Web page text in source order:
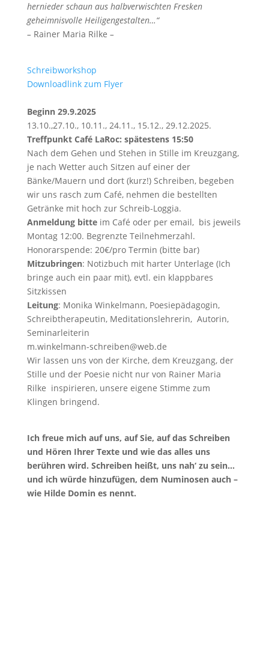
hernieder schaun aus halbverwischten Fresken
geheimnisvolle Heiligengestalten…“
– Rainer Maria Rilke –
Schreibworkshop
Downloadlink zum Flyer
Beginn 29.9.2025
13.10.,27.10., 10.11., 24.11., 15.12., 29.12.2025.
Treffpunkt Café LaRoc: spätestens 15:50
Nach dem Gehen und Stehen in Stille im Kreuzgang,
je nach Wetter auch Sitzen auf einer der
Bänke/Mauern und dort (kurz!) Schreiben, begeben
wir uns rasch zum Café, nehmen die bestellten
Getränke mit hoch zur Schreib-Loggia.
Anmeldung bitteim Café oder per email, bis jeweils
Montag 12:00. Begrenzte Teilnehmerzahl.
Honorarspende: 20€/pro Termin (bitte bar)
Mitzubringen: Notizbuch mit harter Unterlage (Ich
bringe auch ein paar mit), evtl. ein klappbares
Sitzkissen
Leitung: Monika Winkelmann, Poesiepädagogin,
Schreibtherapeutin, Meditationslehrerin, Autorin,
Seminarleiterin
m.winkelmann-schreiben@web.de
Wir lassen uns von der Kirche, dem Kreuzgang, der
Stille und der Poesie nicht nur von Rainer Maria
Rilke inspirieren, unsere eigene Stimme zum
Klingen bringend.
Ich freue mich auf uns, auf Sie, auf das Schreiben
und Hören Ihrer Texte und wie das alles uns
berühren wird. Schreiben heißt, uns nah‘ zu sein…
und ich würde hinzufügen, dem Numinosen auch –
wie Hilde Domin es nennt.